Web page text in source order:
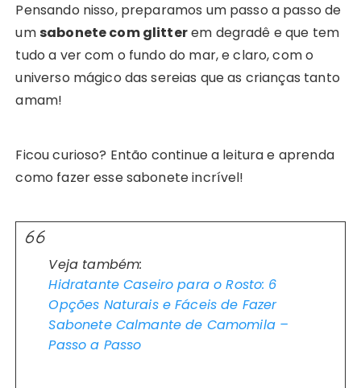
Pensando nisso, preparamos um passo a passo de
umsabonete com glitterem degradê e que tem
tudo a ver com o fundo do mar, e claro, com o
universo mágico das sereias que as crianças tanto
amam!
Ficou curioso? Então continue a leitura e aprenda
como fazer esse sabonete incrível!
Veja também:
Hidratante Caseiro para o Rosto: 6
Opções Naturais e Fáceis de Fazer
Sabonete Calmante de Camomila –
Passo a Passo